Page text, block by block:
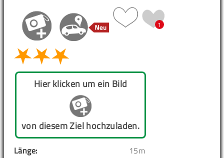
1
Hier klicken um ein Bild
von diesem Ziel hochzuladen.
Länge:
15m